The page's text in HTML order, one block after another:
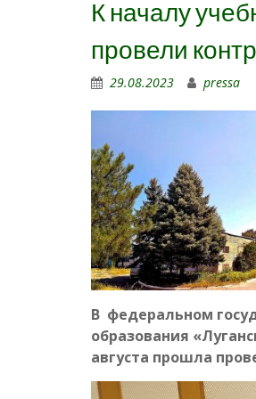
К началу
провели
29.08.2023 pressa
В федеральном
образования
августа прошла